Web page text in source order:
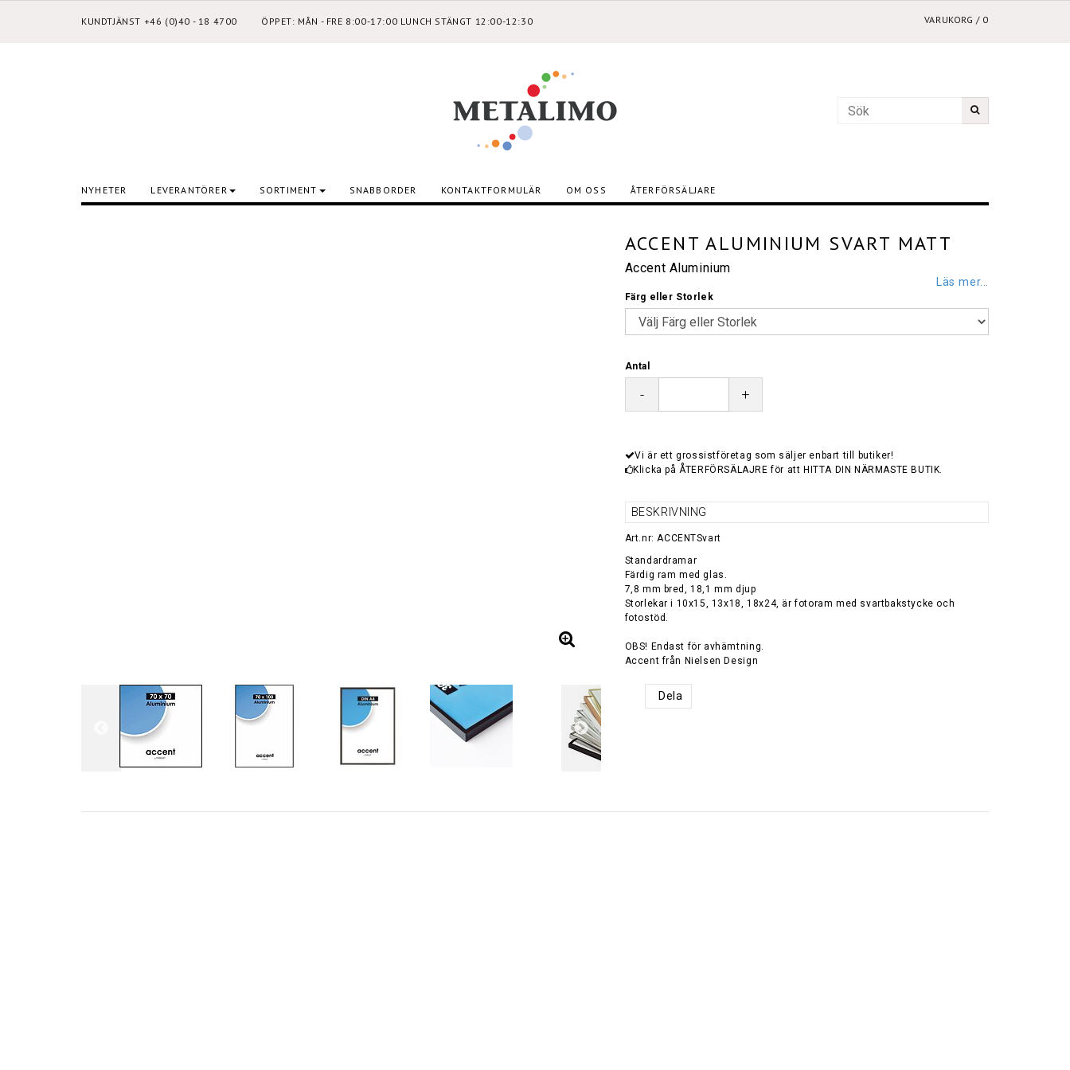
KUNDTJÄNST +46 (0)40 - 18 4700 ÖPPET: MÅN - FRE 8:00-17:00 LUNCH STÄNGT 12:00-12:30 VARUKORG / 0
NYHETER LEVERANTÖRER SORTIMENT SNABBORDER KONTAKTFORMULÄR OM OSS ÅTERFÖRSÄLJARE
ACCENT ALUMINIUM SVART MATT
Accent Aluminium
Läs mer...
Färg eller Storlek
Antal
- +
Vi är ett grossistföretag som säljer enbart till butiker!
Klicka på ÅTERFÖRSÄLAJRE för att HITTA DIN NÄRMASTE BUTIK.
BESKRIVNING
Art.nr: ACCENTSvart
Standardramar
Färdig ram med glas.
7,8 mm bred, 18,1 mm djup
Storlekar i 10x15, 13x18, 18x24, är fotoram med svartbakstycke och
fotostöd.
OBS! Endast för avhämtning.
Accent från Nielsen Design
Dela